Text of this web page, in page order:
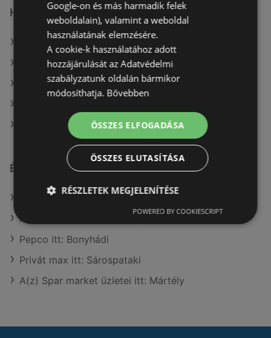
Hasonló kiskereskedők
A(z) Príma ajánlatai
A(z) Müller HU ajánlatai
A(z) Fressnapf-Hungária Kft. ajánlatai
A(z) AlphaZoo ajánlatai
Érdeklődésre számot tartó elemek itt:
A(z) COOP Szolnok Zrt. üzletei itt: Mártély
A(z) Reál üzletei itt: Mártély
Pepco itt: Bonyhádi
Privát max itt: Sárospataki
A(z) Spar market üzletei itt: Mártély
Google-on és más harmadik felek
weboldalain), valamint a weboldal
használatának elemzésére.
A cookie-k használatához adott
hozzájárulását az Adatvédelmi
szabályzatunk oldalán bármikor
módosíthatja. Bővebben
ÖSSZES ELFOGADÁSA
ÖSSZES ELUTASÍTÁSA
RÉSZLETEK MEGJELENÍTÉSE
POWERED BY COOKIESCRIPT